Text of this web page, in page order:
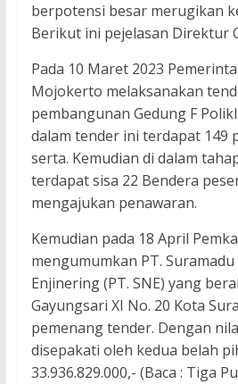
berpotensi besar merugikan
Berikut ini pejelasan Direktur
Pada 10 Maret 2023
Mojokerto melaksanakan
pembangunan Gedung F
dalam tender ini terdapat 149
serta. Kemudian di dalam
terdapat sisa 22 Bendera
mengajukan penawaran.
Kemudian pada 18 April
mengumumkan PT.
Enjinering (PT. SNE) yang
Gayungsari XI No. 20 Kota
pemenang tender. Dengan
disepakati oleh kedua belah
33.936.829.000,- (Baca : Tiga